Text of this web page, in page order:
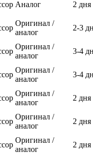
Аналог 2 дня
Оригинал /
аналог
2-3
Оригинал /
аналог
3-4
Оригинал /
аналог
3-4
Оригинал /
аналог
2 дня
Оригинал /
аналог
2 дня
Оригинал /
аналог
2 дня